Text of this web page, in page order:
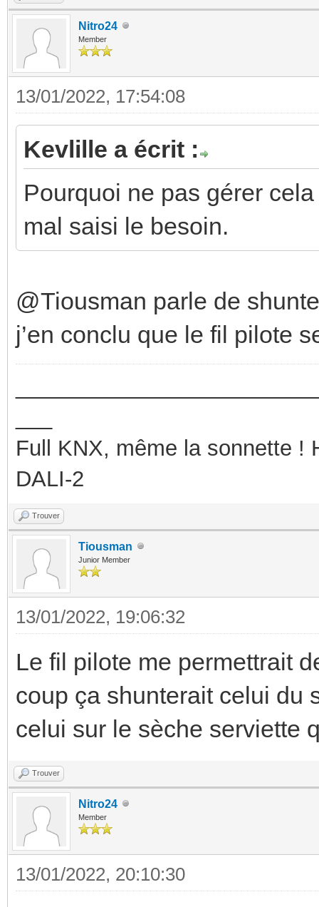
Nitro24
Member
13/01/2022, 17:54:08
Kevlille a écrit :
Pourquoi ne pas gérer
mal saisi le besoin.
@Tiousman parle de
j’en conclu que le fil pilote
Full KNX, même la sonnette !
DALI-2
Trouver
Tiousman
Junior Member
13/01/2022, 19:06:32
Le fil pilote me permettrait
coup ça shunterait celui du
celui sur le sèche serviette
Trouver
Nitro24
Member
13/01/2022, 20:10:30